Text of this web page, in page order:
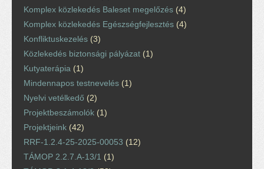
Komplex közlekedés Baleset megelőzés (4)
Komplex közlekedés Egészségfejlesztés (4)
Konfliktuskezelés (3)
Közlekedés biztonsági pályázat (1)
Kutyaterápia (1)
Mindennapos testnevelés (1)
Nyelvi vetélkedő (2)
Projektbeszámolók (1)
Projektjeink (42)
RRF-1.2.4-25-2025-00053 (12)
TÁMOP 2.2.7.A-13/1 (1)